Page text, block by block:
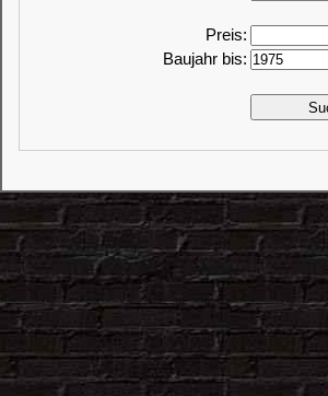
Preis:
Baujahr bis: